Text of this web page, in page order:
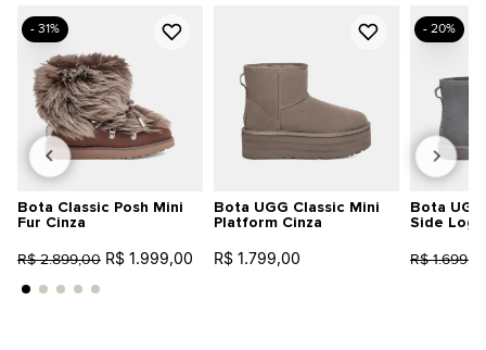
Bota Classic Posh Mini
Fur Cinza
R$ 2.899,00 R$ 1.999,00
- 31%
Bota UGG Classic Mini
Platform Cinza
R$ 1.799,00
Bota
Side
R$
- 20%